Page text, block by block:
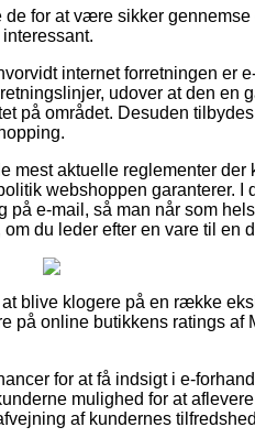
for at være sikker
internet forretningen er
udover at den en
på området. Desuden
mest aktuelle reglementer
webshoppen garanterer. I
e-mail, så man når som
du leder efter en vare til en
blive klogere på en række
på online butikkens ratings af
for at få indsigt i e-
mulighed for at
af kundernes